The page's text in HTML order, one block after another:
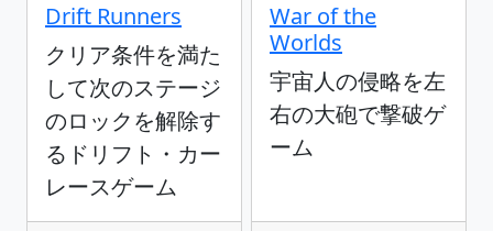
Drift Runners
クリア条件を満た
して次のステージ
のロックを解除す
るドリフト・カー
レースゲーム
War of the
Worlds
宇宙人の侵略を左
右の大砲で撃破ゲ
ーム